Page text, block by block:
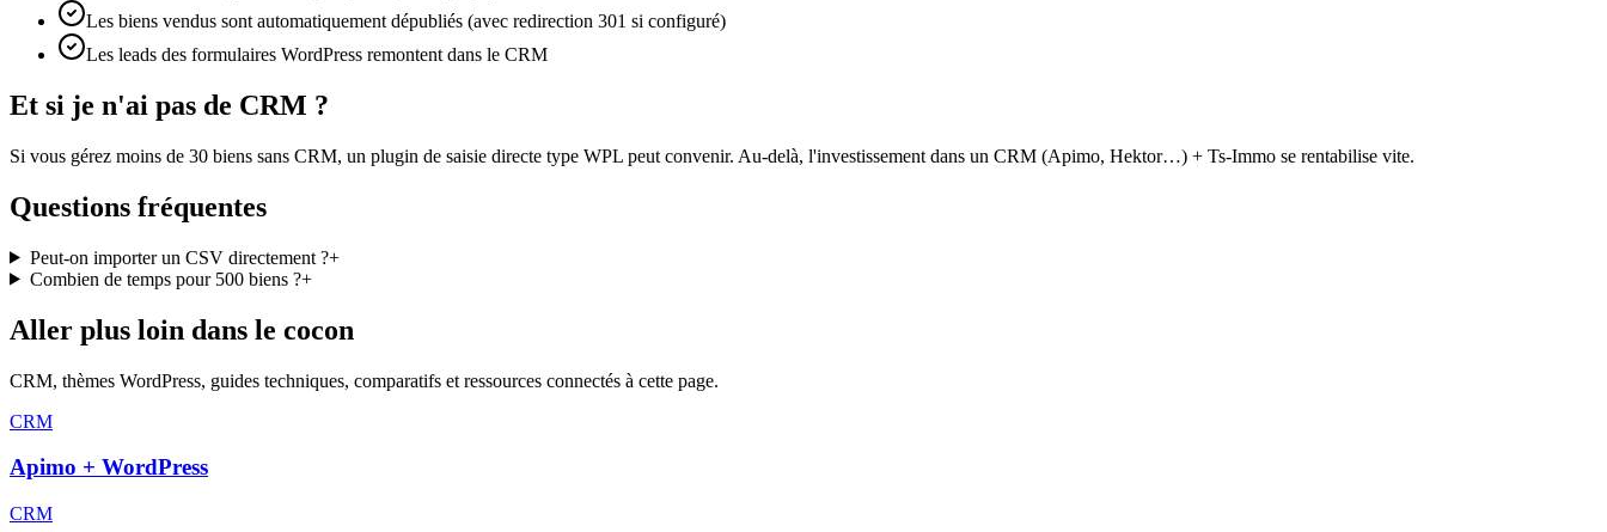
Les biens vendus sont automatiquement dépubliés (avec redirection 301 si configuré)
Les leads des formulaires WordPress remontent dans le CRM
Et si je n'ai pas de CRM ?
Si vous gérez moins de 30 biens sans CRM, un plugin de saisie directe type WPL peut convenir. Au-delà, l'investissement dans un CRM (Apimo, Hektor…) + Ts-Immo se rentabilise vite.
Questions fréquentes
Peut-on importer un CSV directement ?+
Combien de temps pour 500 biens ?+
Aller plus loin dans le cocon
CRM, thèmes WordPress, guides techniques, comparatifs et ressources connectés à cette page.
CRM
Apimo + WordPress
CRM